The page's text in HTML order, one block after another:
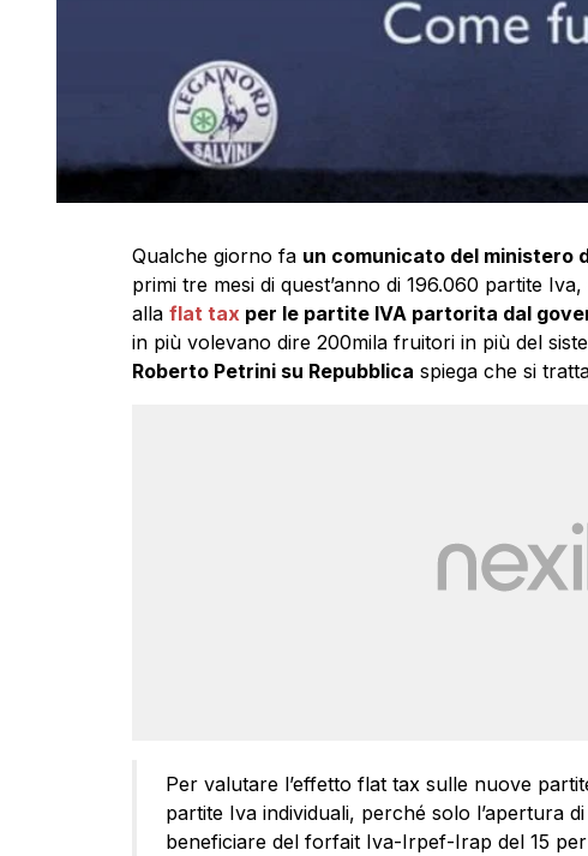
Qualche giorno fa un comunicato del ministero
primi tre mesi di quest’anno di 196.060 partite
alla flat tax per le partite IVA partorita dal
in più volevano dire 200mila fruitori in più del
Roberto Petrini su Repubblica spiega che si
Per valutare l’effetto flat tax sulle nuove
partite Iva individuali, perché solo l’apertura
beneficiare del forfait Iva-Irpef-Irap del 15